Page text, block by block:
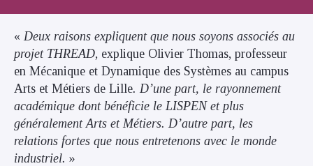
« Deux raisons expliquent que nous soyons associés au
projet THREAD, explique Olivier Thomas, professeur
en Mécanique et Dynamique des Systèmes au campus
Arts et Métiers de Lille. D’une part, le rayonnement
académique dont bénéficie le LISPEN et plus
généralement Arts et Métiers. D’autre part, les
relations fortes que nous entretenons avec le monde
industriel. »